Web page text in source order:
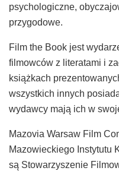
psychologiczne,
przygodowe.
Film the Book jest
filmowców z literatami i
książkach
wszystkich innych
wydawcy mają ich w
Mazovia Warsaw Film
Mazowieckiego Instytutu
są Stowarzyszenie